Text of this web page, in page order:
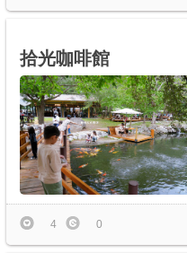
拾光咖啡館
4 0